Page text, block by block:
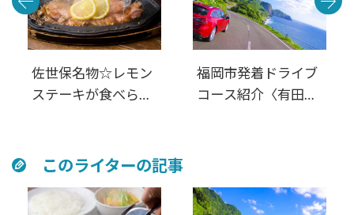
佐世保名物☆レモン
ステーキが食べられ
福岡市発着ドライブ
コース紹介〈有田・
このライターの記事